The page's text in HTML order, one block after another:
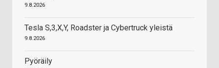
9.8.2026
Tesla S,3,X,Y, Roadster ja Cybertruck yleistä
9.8.2026
Pyöräily